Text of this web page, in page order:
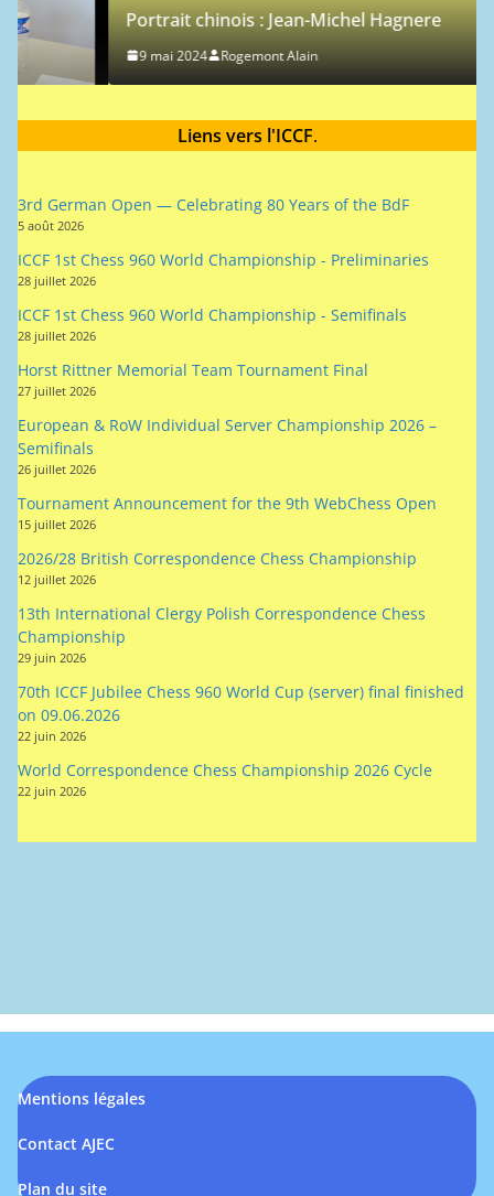
Portrait chinois : Jean-Michel Hagnere
Rogemont Alain
Liens vers l'ICCF.
3rd German Open — Celebrating 80 Years of the BdF
5 août 2026
ICCF 1st Chess 960 World Championship - Preliminaries
28 juillet 2026
ICCF 1st Chess 960 World Championship - Semifinals
28 juillet 2026
Horst Rittner Memorial Team Tournament Final
27 juillet 2026
European & RoW Individual Server Championship 2026 –
Semifinals
26 juillet 2026
Tournament Announcement for the 9th WebChess Open
15 juillet 2026
2026/28 British Correspondence Chess Championship
12 juillet 2026
13th International Clergy Polish Correspondence Chess
Championship
29 juin 2026
70th ICCF Jubilee Chess 960 World Cup (server) final finished
on 09.06.2026
22 juin 2026
World Correspondence Chess Championship 2026 Cycle
22 juin 2026
Mentions légales
Contact AJEC
Plan du site